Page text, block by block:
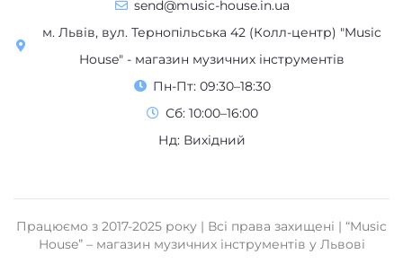
House" - магазин музичних інструментів
Пн-Пт: 09:30–18:30
Сб: 10:00–16:00
Нд: Вихідний
House” – магазин музичних інструментів у Львові